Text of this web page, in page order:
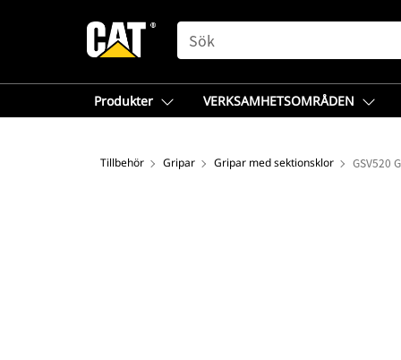
SEARCH
Produkter VERKSAMHETSOMRÅDEN
Tillbehör Gripar Gripar med sektionsklor GSV520